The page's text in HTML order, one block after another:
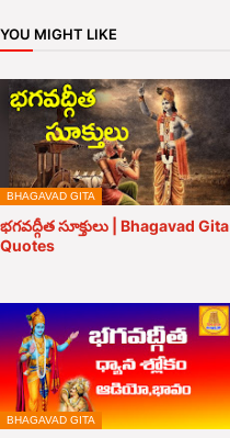
YOU MIGHT LIKE
BHAGAVAD GITA
భగవద్గీత సూక్తులు | Bhagavad Gita
Quotes
BHAGAVAD GITA